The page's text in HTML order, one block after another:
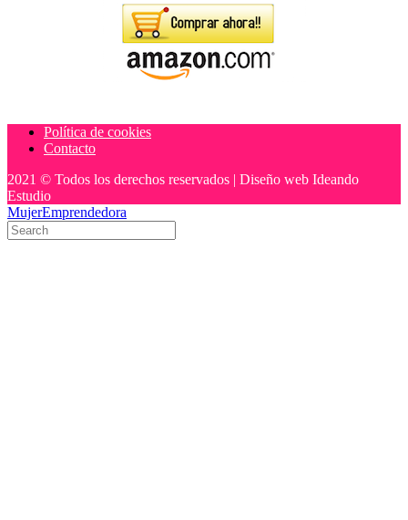
Política de cookies
Contacto
2021 © Todos los derechos reservados | Diseño web Ideando
Estudio
MujerEmprendedora